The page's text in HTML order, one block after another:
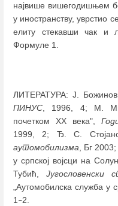
највише вишегодишњем
у иностранству, уврстио
елиту стекавши чак и
Формуле 1.
ЛИТЕРАТУРА: Ј.
ПИНУС , 1996, 4; М.
почетком ХХ века",
1999, 2; Ђ. С.
аутомобилизма , Бг
у српској војсци на
Тубић, Југословенски
„Аутомобилска служба у
1 –2.